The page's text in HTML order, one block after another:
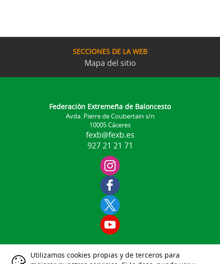
SECCIONES DE LA WEB
Mapa del sitio
Federación Extremeña de Baloncesto
Avda. Pierre de Coubertain s/n
10005 Cáceres
fexb@fexb.es
927 21 21 71
Aviso Legal
Utilizamos cookies propias y de terceros para